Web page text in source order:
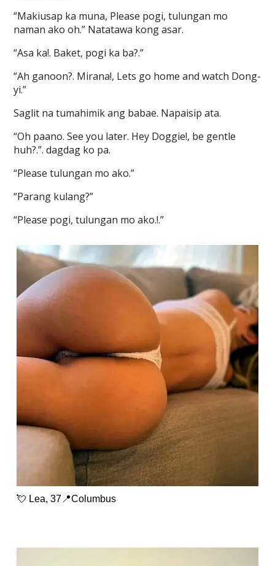
“Makiusap ka muna, Please pogi, tulungan mo
naman ako oh.” Natatawa kong asar.
“Asa ka!. Baket, pogi ka ba?.”
“Ah ganoon?. Mirana!, Lets go home and watch Dong-
yi.”
Saglit na tumahimik ang babae. Napaisip ata.
“Oh paano. See you later. Hey Doggie!, be gentle
huh?.”. dagdag ko pa.
“Please tulungan mo ako.”
“Parang kulang?”
“Please pogi, tulungan mo ako.!.”
💘 Lea, 37📍Columbus